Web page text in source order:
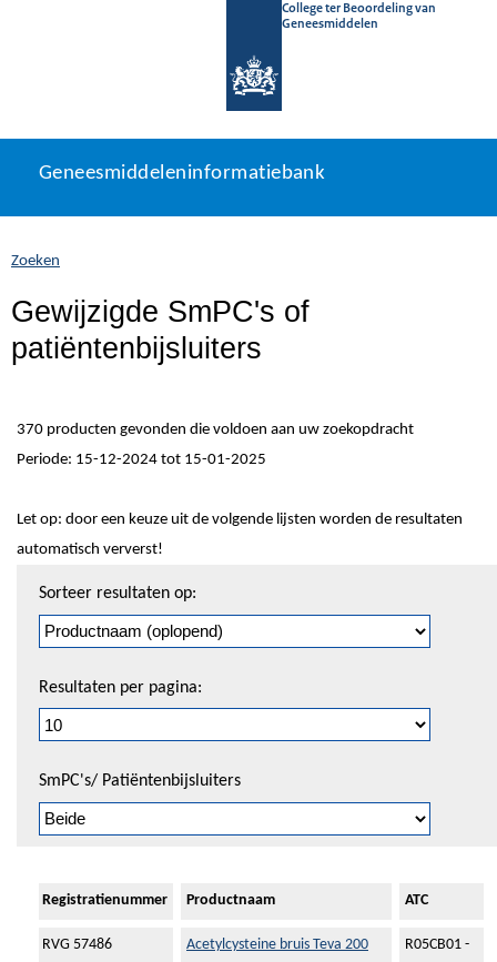
College ter Beoordeling van
Geneesmiddelen
naar
Geneesmiddeleninformatiebank
U
zich
hier:
Geneesmiddeleninformatiebank
Zoeken
Gewijzigde SmPC's of
patiëntenbijsluiters
370 producten gevonden die voldoen aan uw zoekopdracht
Periode: 15-12-2024 tot 15-01-2025
Let op: door een keuze uit de volgende lijsten worden de resultaten
automatisch ververst!
pagineren
Sorteer resultaten op:
Resultaten per pagina:
SmPC's/ Patiëntenbijsluiters
Registratienummer Productnaam ATC
RVG 57486
Acetylcysteine bruis Teva 200
R05CB01 -